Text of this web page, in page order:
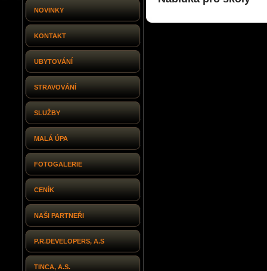
NOVINKY
KONTAKT
UBYTOVÁNÍ
STRAVOVÁNÍ
SLUŽBY
MALÁ ÚPA
FOTOGALERIE
CENÍK
NAŠI PARTNEŘI
P.R.DEVELOPERS, A.S
TINCA, A.S.